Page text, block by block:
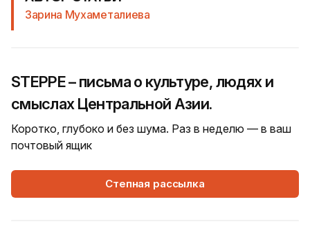
Зарина Мухаметалиева
STEPPE – письма о культуре, людях и
смыслах Центральной Азии.
Коротко, глубоко и без шума. Раз в неделю — в ваш
почтовый ящик
Степная рассылка